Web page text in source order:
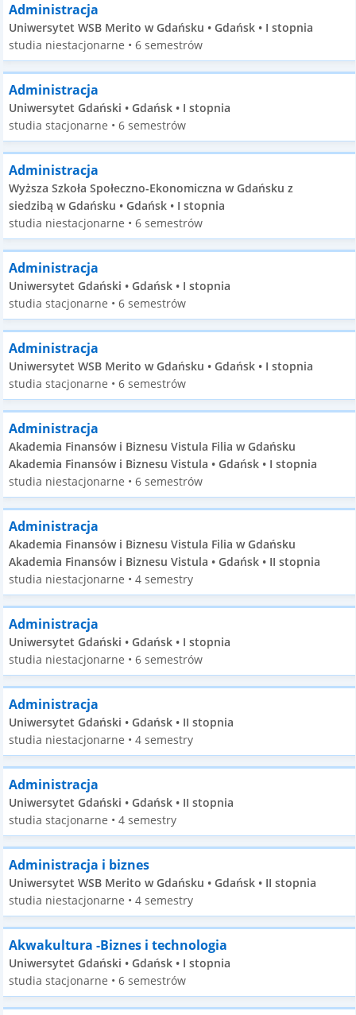
Administracja
Uniwersytet WSB Merito w Gdańsku • Gdańsk • I stopnia
studia niestacjonarne • 6 semestrów
Administracja
Uniwersytet Gdański • Gdańsk • I stopnia
studia stacjonarne • 6 semestrów
Administracja
Wyższa Szkoła Społeczno-Ekonomiczna w Gdańsku z
siedzibą w Gdańsku • Gdańsk • I stopnia
studia niestacjonarne • 6 semestrów
Administracja
Uniwersytet Gdański • Gdańsk • I stopnia
studia stacjonarne • 6 semestrów
Administracja
Uniwersytet WSB Merito w Gdańsku • Gdańsk • I stopnia
studia stacjonarne • 6 semestrów
Administracja
Akademia Finansów i Biznesu Vistula Filia w Gdańsku
Akademia Finansów i Biznesu Vistula • Gdańsk • I stopnia
studia niestacjonarne • 6 semestrów
Administracja
Akademia Finansów i Biznesu Vistula Filia w Gdańsku
Akademia Finansów i Biznesu Vistula • Gdańsk • II stopnia
studia niestacjonarne • 4 semestry
Administracja
Uniwersytet Gdański • Gdańsk • I stopnia
studia niestacjonarne • 6 semestrów
Administracja
Uniwersytet Gdański • Gdańsk • II stopnia
studia niestacjonarne • 4 semestry
Administracja
Uniwersytet Gdański • Gdańsk • II stopnia
studia stacjonarne • 4 semestry
Administracja i biznes
Uniwersytet WSB Merito w Gdańsku • Gdańsk • II stopnia
studia niestacjonarne • 4 semestry
Akwakultura -Biznes i technologia
Uniwersytet Gdański • Gdańsk • I stopnia
studia stacjonarne • 6 semestrów